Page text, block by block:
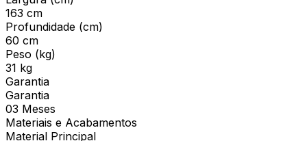
163 cm
Profundidade (cm)
60 cm
Peso (kg)
31 kg
Garantia
Garantia
03 Meses
Materiais e Acabamentos
Material Principal